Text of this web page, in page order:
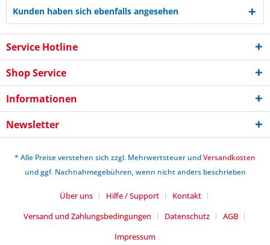
Kunden haben sich ebenfalls angesehen
Service Hotline
Shop Service
Informationen
Newsletter
* Alle Preise verstehen sich zzgl. Mehrwertsteuer undVersandkosten
und ggf. Nachnahmegebühren, wenn nicht anders beschrieben
Über uns Hilfe / Support
Kontakt
Versand und Zahlungsbedingungen
Datenschutz
AGB
Impressum